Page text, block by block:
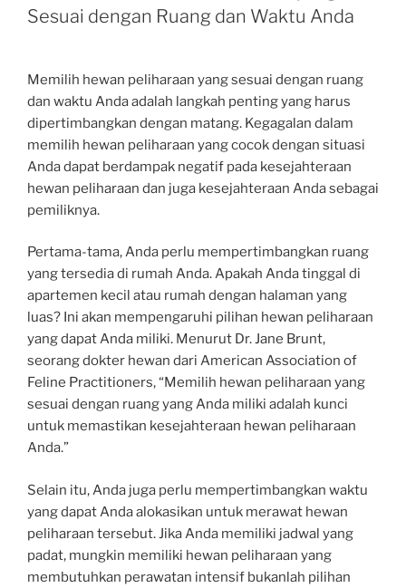
Sesuai dengan Ruang dan Waktu Anda
Memilih hewan peliharaan yang sesuai dengan ruang
dan waktu Anda adalah langkah penting yang harus
dipertimbangkan dengan matang. Kegagalan dalam
memilih hewan peliharaan yang cocok dengan situasi
Anda dapat berdampak negatif pada kesejahteraan
hewan peliharaan dan juga kesejahteraan Anda sebagai
pemiliknya.
Pertama-tama, Anda perlu mempertimbangkan ruang
yang tersedia di rumah Anda. Apakah Anda tinggal di
apartemen kecil atau rumah dengan halaman yang
luas? Ini akan mempengaruhi pilihan hewan peliharaan
yang dapat Anda miliki. Menurut Dr. Jane Brunt,
seorang dokter hewan dari American Association of
Feline Practitioners, “Memilih hewan peliharaan yang
sesuai dengan ruang yang Anda miliki adalah kunci
untuk memastikan kesejahteraan hewan peliharaan
Anda.”
Selain itu, Anda juga perlu mempertimbangkan waktu
yang dapat Anda alokasikan untuk merawat hewan
peliharaan tersebut. Jika Anda memiliki jadwal yang
padat, mungkin memiliki hewan peliharaan yang
membutuhkan perawatan intensif bukanlah pilihan